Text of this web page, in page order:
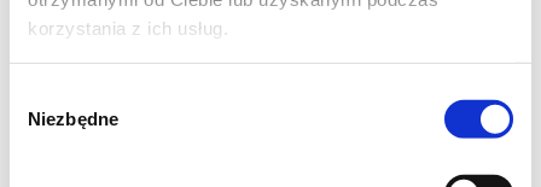
korzystania z ich usług.
zgody
Niezbędne